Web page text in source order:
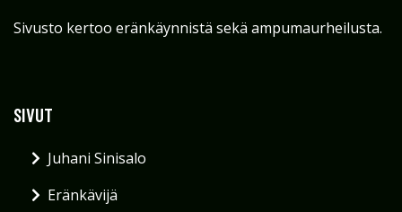
Sivusto kertoo eränkäynnistä sekä ampumaurheilusta.
SIVUT
Juhani Sinisalo
Eränkävijä